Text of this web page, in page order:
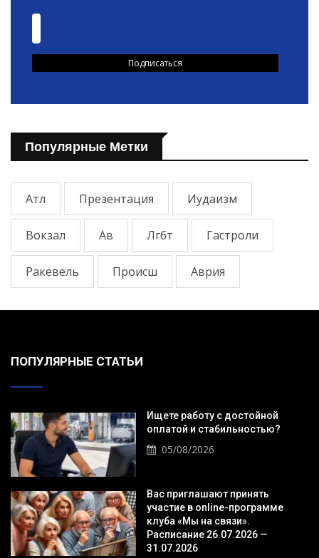
Популярные Метки
Атл Презентация Иудаизм
Вокзал Ав Лгбт Гастроли
Ракевель Происш Аврия
ПОПУЛЯРНЫЕ СТАТЬИ
Ищете работу с достойной
оплатой и стабильностью?
05/08/2026
Вас приглашают принять
участие в online-программе
клуба «Мы на связи».
Расписание 26.07.2026 —
31.07.2026